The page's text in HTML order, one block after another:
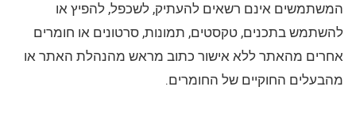
המשתמשים אינם רשאים להעתיק, לשכפל, להפיץ או
להשתמש בתכנים, טקסטים, תמונות, סרטונים או חומרים
אחרים מהאתר ללא אישור כתוב מראש מהנהלת האתר או
מהבעלים החוקיים של החומרים.